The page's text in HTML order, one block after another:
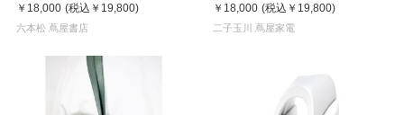
￥18,000 (税込 ￥19,800)
六本松 蔦屋書店
￥18,000 (税込 ￥19,800)
二子玉川 蔦屋家電